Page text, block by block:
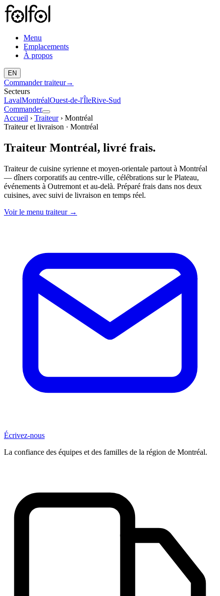
Menu
Emplacements
À propos
EN
Commander traiteur→
Secteurs
LavalMontréalOuest-de-l'ÎleRive-Sud
Commander
Accueil › Traiteur› Montréal
Traiteur et livraison · Montréal
Traiteur Montréal, livré frais.
Traiteur de cuisine syrienne et moyen-orientale partout à Montréal
— dîners corporatifs au centre-ville, célébrations sur le Plateau,
événements à Outremont et au-delà. Préparé frais dans nos deux
cuisines, avec suivi de livraison en temps réel.
Voir le menu traiteur→
Écrivez-nous
La confiance des équipes et des familles de la région de Montréal.